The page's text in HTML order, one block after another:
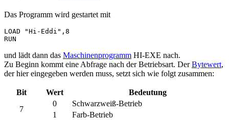
Das Programm wird gestartet mit
LOAD "Hi-Eddi",8
und lädt dann das Maschinenprogramm HI-EXE nach.
Zu Beginn kommt eine Abfrage nach der Betriebsart. DerBytewert,
der hier eingegeben werden muss, setzt sich wie folgt zusammen:
Bit Wert
Bedeutung
7
0
Schwarzweiß-Betrieb
1
Farb-Betrieb